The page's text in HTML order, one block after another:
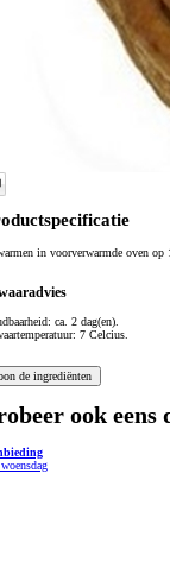
in voorverwarmde oven op
ca. 2 dag(en).
7 Celcius.
ook eens